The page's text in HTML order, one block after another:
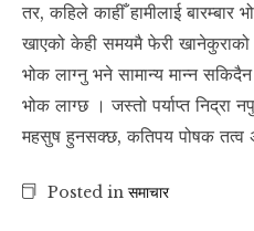
तर, कहिले काहीँ हामीलाई
खाएको केही समयमै फेरी
भोक लाग्नु भने सामान्य मान्न
भोक लाग्छ । जस्तो पर्याप्त निद्रा
महसुष हुनसक्छ, कतिपय पोषक तत्व
Posted in समाचार